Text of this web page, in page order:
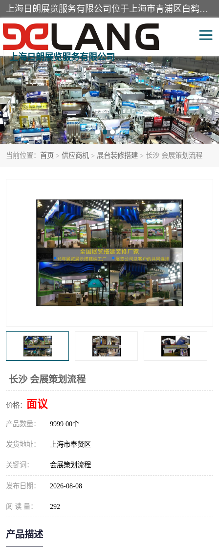
上海日朗展览服务有限公司位于上海市青浦区白鹤镇，营业范围有展览展示会务服务，室内装饰设计及施工，展示道具设计制作，舞台设计，图文设计，灯箱制作，园林绿化工程，广告装潢材料，建筑材料，办公用品，工艺礼品日用百货销售。
上海日朗展览服务有限公司
当前位置： 首页 > 供应商机 > 展台装修搭建 > 长沙 会展策划流程
长沙 会展策划流程
价格： 面议
产品数量： 9999.00个
发货地址： 上海市奉贤区
关键词： 会展策划流程
发布日期： 2026-08-08
阅 读 量： 292
产品描述
展台装修搭建 活动会议执行
展厅装修 专柜制作
展会装修设计 展会搭建
活动策划 展会服务